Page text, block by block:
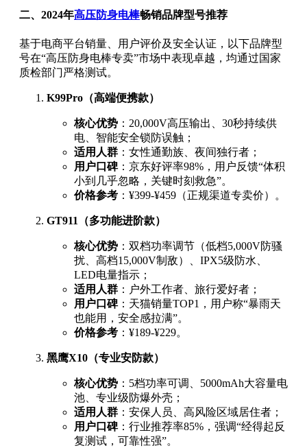
二、2024年高压防身电棒畅销品牌型号推荐
基于电商平台销量、用户评价及安全认证，以下品牌型
号在“高压防身电棒专卖”市场中表现卓越，均通过国家
质检部门严格测试。
K99Pro（高端便携款）
核心优势 ：20,000V高压输出、30秒持续供
电、智能安全锁防误触；
适用人群 ：女性通勤族、夜间独行者；
用户口碑：京东好评率98%，用户反馈“体积
小到几乎忽略，关键时刻救急”。
价格参考 ：¥399-¥459（正规渠道专卖价）。
GT911（多功能进阶款）
核心优势 ：双档功率调节（低档5,000V防骚
扰、高档15,000V制敌）、IPX5级防水、
LED电量指示；
适用人群 ：户外工作者、旅行爱好者；
用户口碑：天猫销量TOP1，用户称“暴雨天
也能用，安全感拉满”。
价格参考 ：¥189-¥229。
黑鹰X10（专业安防款）
核心优势 ：5档功率可调、5000mAh大容量电
池、专业级防爆外壳；
适用人群 ：安保人员、高风险区域居住者；
用户口碑：行业推荐率85%，强调“经得起反
复测试，可靠性强”。